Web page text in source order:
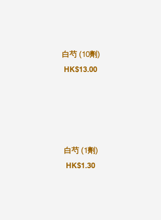
白芍 (10劑)
HK$13.00
白芍 (1劑)
HK$1.30